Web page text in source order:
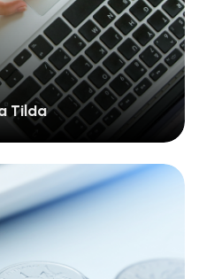
Tilda